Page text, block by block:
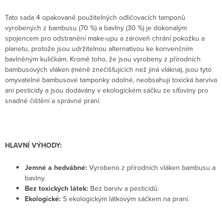
Tato sada 4 opakovaně použitelných odličovacích tamponů
vyrobených z bambusu (70 %) a bavlny (30 %) je dokonalým
spojencem pro odstranění make-upu a zároveň chrání pokožku a
planetu, protože jsou udržitelnou alternativou ke konvenčním
bavlněným kuličkám. Kromě toho, že jsou vyrobeny z přírodních
bambusových vláken (méně znečišťujících než jiná vlákna), jsou tyto
omyvatelné bambusové tamponky odolné, neobsahují toxická barviva
ani pesticidy a jsou dodávány v ekologickém sáčku ze síťoviny pro
snadné čištění a správné praní.
HLAVNÍ VÝHODY:
Jemné a hedvábné: Vyrobeno z přírodních vláken bambusu a
bavlny.
Bez toxických látek: Bez barviv a pesticidů.
Ekologické: S ekologickým látkovým sáčkem na praní.